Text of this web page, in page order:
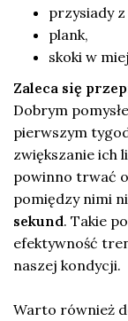
przysiady
plank,
skoki w
Zaleca się
Dobrym
pierwszym
zwiększanie ich
powinno trwać
pomiędzy nimi
sekund. Takie
efektywność
naszej kondycji.
Warto również